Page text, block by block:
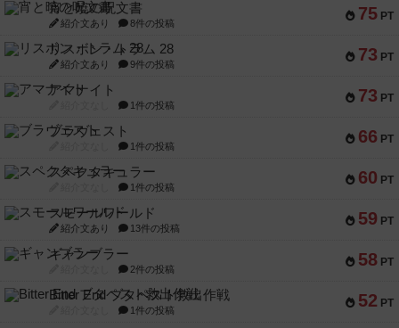
75 PT
宵と暁の呪文書
紹介文あり 8件の投稿
73 PT
リスボン・トラム 28
紹介文あり 9件の投稿
73 PT
アマナイト
1件の投稿
66 PT
ブラヴェスト
1件の投稿
60 PT
スペクタキュラー
1件の投稿
59 PT
スモールワールド
紹介文あり 13件の投稿
58 PT
ギャンブラー
2件の投稿
52 PT
Bitter End ブタペスト救出作戦
1件の投稿